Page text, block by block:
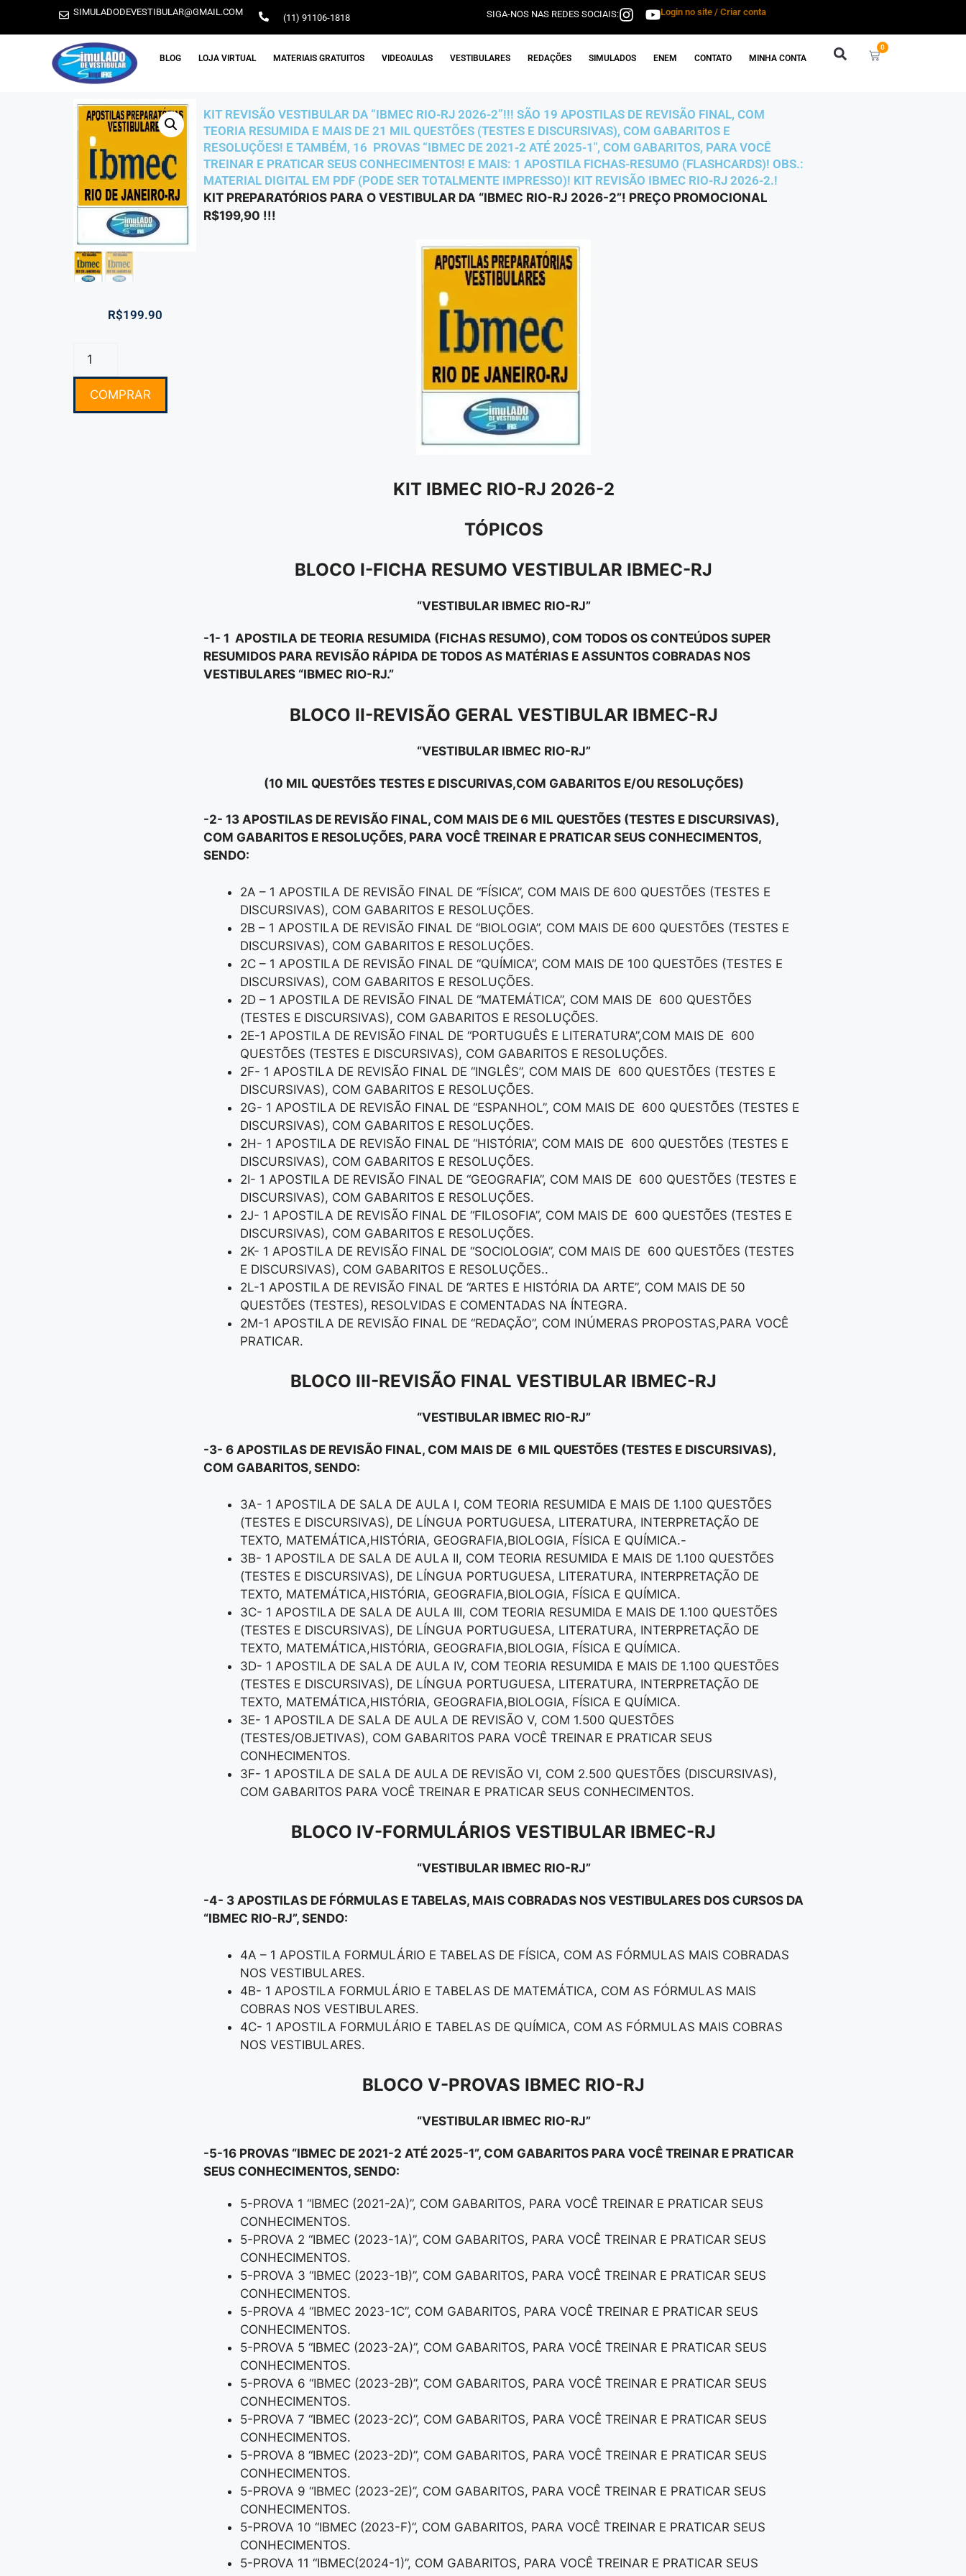
SIMULADODEVESTIBULAR@GMAIL.COM (11) 91106-1818 SIGA-NOS NAS REDES SOCIAIS: Login no site / Criar conta
BLOG LOJA VIRTUAL MATERIAIS GRATUITOS VIDEOAULAS VESTIBULARES REDAÇÕES SIMULADOS ENEM CONTATO MINHA CONTA
0
R$199.90
COMPRAR
KIT REVISÃO VESTIBULAR DA “IBMEC RIO-RJ 2026-2”!!! SÃO 19 APOSTILAS DE REVISÃO FINAL, COM
TEORIA RESUMIDA E MAIS DE 21 MIL QUESTÕES (TESTES E DISCURSIVAS), COM GABARITOS E
RESOLUÇÕES! E TAMBÉM, 16 PROVAS “IBMEC DE 2021-2 ATÉ 2025-1″, COM GABARITOS, PARA VOCÊ
TREINAR E PRATICAR SEUS CONHECIMENTOS! E MAIS: 1 APOSTILA FICHAS-RESUMO (FLASHCARDS)! OBS.:
MATERIAL DIGITAL EM PDF (PODE SER TOTALMENTE IMPRESSO)! KIT REVISÃO IBMEC RIO-RJ 2026-2.!
KIT PREPARATÓRIOS PARA O VESTIBULAR DA “IBMEC RIO-RJ 2026-2”! PREÇO PROMOCIONAL
R$199,90 !!!
KIT IBMEC RIO-RJ 2026-2
TÓPICOS
BLOCO I-FICHA RESUMO VESTIBULAR IBMEC-RJ
“VESTIBULAR IBMEC RIO-RJ”
-1- 1 APOSTILA DE TEORIA RESUMIDA (FICHAS RESUMO), COM TODOS OS CONTEÚDOS SUPER
RESUMIDOS PARA REVISÃO RÁPIDA DE TODOS AS MATÉRIAS E ASSUNTOS COBRADAS NOS
VESTIBULARES “IBMEC RIO-RJ.”
BLOCO II-REVISÃO GERAL VESTIBULAR IBMEC-RJ
“VESTIBULAR IBMEC RIO-RJ”
(10 MIL QUESTÕES TESTES E DISCURIVAS,COM GABARITOS E/OU RESOLUÇÕES)
-2- 13 APOSTILAS DE REVISÃO FINAL, COM MAIS DE 6 MIL QUESTÕES (TESTES E DISCURSIVAS),
COM GABARITOS E RESOLUÇÕES, PARA VOCÊ TREINAR E PRATICAR SEUS CONHECIMENTOS,
SENDO:
2A – 1 APOSTILA DE REVISÃO FINAL DE “FÍSICA”, COM MAIS DE 600 QUESTÕES (TESTES E
DISCURSIVAS), COM GABARITOS E RESOLUÇÕES.
2B – 1 APOSTILA DE REVISÃO FINAL DE “BIOLOGIA”, COM MAIS DE 600 QUESTÕES (TESTES E
DISCURSIVAS), COM GABARITOS E RESOLUÇÕES.
2C – 1 APOSTILA DE REVISÃO FINAL DE “QUÍMICA”, COM MAIS DE 100 QUESTÕES (TESTES E
DISCURSIVAS), COM GABARITOS E RESOLUÇÕES.
2D – 1 APOSTILA DE REVISÃO FINAL DE “MATEMÁTICA”, COM MAIS DE 600 QUESTÕES
(TESTES E DISCURSIVAS), COM GABARITOS E RESOLUÇÕES.
2E-1 APOSTILA DE REVISÃO FINAL DE “PORTUGUÊS E LITERATURA”,COM MAIS DE 600
QUESTÕES (TESTES E DISCURSIVAS), COM GABARITOS E RESOLUÇÕES.
2F- 1 APOSTILA DE REVISÃO FINAL DE “INGLÊS”, COM MAIS DE 600 QUESTÕES (TESTES E
DISCURSIVAS), COM GABARITOS E RESOLUÇÕES.
2G- 1 APOSTILA DE REVISÃO FINAL DE “ESPANHOL”, COM MAIS DE 600 QUESTÕES (TESTES E
DISCURSIVAS), COM GABARITOS E RESOLUÇÕES.
2H- 1 APOSTILA DE REVISÃO FINAL DE “HISTÓRIA”, COM MAIS DE 600 QUESTÕES (TESTES E
DISCURSIVAS), COM GABARITOS E RESOLUÇÕES.
2I- 1 APOSTILA DE REVISÃO FINAL DE “GEOGRAFIA”, COM MAIS DE 600 QUESTÕES (TESTES E
DISCURSIVAS), COM GABARITOS E RESOLUÇÕES.
2J- 1 APOSTILA DE REVISÃO FINAL DE “FILOSOFIA”, COM MAIS DE 600 QUESTÕES (TESTES E
DISCURSIVAS), COM GABARITOS E RESOLUÇÕES.
2K- 1 APOSTILA DE REVISÃO FINAL DE “SOCIOLOGIA”, COM MAIS DE 600 QUESTÕES (TESTES
E DISCURSIVAS), COM GABARITOS E RESOLUÇÕES..
2L-1 APOSTILA DE REVISÃO FINAL DE “ARTES E HISTÓRIA DA ARTE”, COM MAIS DE 50
QUESTÕES (TESTES), RESOLVIDAS E COMENTADAS NA ÍNTEGRA.
2M-1 APOSTILA DE REVISÃO FINAL DE “REDAÇÃO”, COM INÚMERAS PROPOSTAS,PARA VOCÊ
PRATICAR.
BLOCO III-REVISÃO FINAL VESTIBULAR IBMEC-RJ
“VESTIBULAR IBMEC RIO-RJ”
-3- 6 APOSTILAS DE REVISÃO FINAL, COM MAIS DE 6 MIL QUESTÕES (TESTES E DISCURSIVAS),
COM GABARITOS, SENDO:
3A- 1 APOSTILA DE SALA DE AULA I, COM TEORIA RESUMIDA E MAIS DE 1.100 QUESTÕES
(TESTES E DISCURSIVAS), DE LÍNGUA PORTUGUESA, LITERATURA, INTERPRETAÇÃO DE
TEXTO, MATEMÁTICA,HISTÓRIA, GEOGRAFIA,BIOLOGIA, FÍSICA E QUÍMICA.-
3B- 1 APOSTILA DE SALA DE AULA II, COM TEORIA RESUMIDA E MAIS DE 1.100 QUESTÕES
(TESTES E DISCURSIVAS), DE LÍNGUA PORTUGUESA, LITERATURA, INTERPRETAÇÃO DE
TEXTO, MATEMÁTICA,HISTÓRIA, GEOGRAFIA,BIOLOGIA, FÍSICA E QUÍMICA.
3C- 1 APOSTILA DE SALA DE AULA III, COM TEORIA RESUMIDA E MAIS DE 1.100 QUESTÕES
(TESTES E DISCURSIVAS), DE LÍNGUA PORTUGUESA, LITERATURA, INTERPRETAÇÃO DE
TEXTO, MATEMÁTICA,HISTÓRIA, GEOGRAFIA,BIOLOGIA, FÍSICA E QUÍMICA.
3D- 1 APOSTILA DE SALA DE AULA IV, COM TEORIA RESUMIDA E MAIS DE 1.100 QUESTÕES
(TESTES E DISCURSIVAS), DE LÍNGUA PORTUGUESA, LITERATURA, INTERPRETAÇÃO DE
TEXTO, MATEMÁTICA,HISTÓRIA, GEOGRAFIA,BIOLOGIA, FÍSICA E QUÍMICA.
3E- 1 APOSTILA DE SALA DE AULA DE REVISÃO V, COM 1.500 QUESTÕES
(TESTES/OBJETIVAS), COM GABARITOS PARA VOCÊ TREINAR E PRATICAR SEUS
CONHECIMENTOS.
3F- 1 APOSTILA DE SALA DE AULA DE REVISÃO VI, COM 2.500 QUESTÕES (DISCURSIVAS),
COM GABARITOS PARA VOCÊ TREINAR E PRATICAR SEUS CONHECIMENTOS.
BLOCO IV-FORMULÁRIOS VESTIBULAR IBMEC-RJ
“VESTIBULAR IBMEC RIO-RJ”
-4- 3 APOSTILAS DE FÓRMULAS E TABELAS, MAIS COBRADAS NOS VESTIBULARES DOS CURSOS DA
“IBMEC RIO-RJ”, SENDO:
4A – 1 APOSTILA FORMULÁRIO E TABELAS DE FÍSICA, COM AS FÓRMULAS MAIS COBRADAS
NOS VESTIBULARES.
4B- 1 APOSTILA FORMULÁRIO E TABELAS DE MATEMÁTICA, COM AS FÓRMULAS MAIS
COBRAS NOS VESTIBULARES.
4C- 1 APOSTILA FORMULÁRIO E TABELAS DE QUÍMICA, COM AS FÓRMULAS MAIS COBRAS
NOS VESTIBULARES.
BLOCO V-PROVAS IBMEC RIO-RJ
“VESTIBULAR IBMEC RIO-RJ”
-5-16 PROVAS “IBMEC DE 2021-2 ATÉ 2025-1”, COM GABARITOS PARA VOCÊ TREINAR E PRATICAR
SEUS CONHECIMENTOS, SENDO:
5-PROVA 1 “IBMEC (2021-2A)”, COM GABARITOS, PARA VOCÊ TREINAR E PRATICAR SEUS
CONHECIMENTOS.
5-PROVA 2 “IBMEC (2023-1A)”, COM GABARITOS, PARA VOCÊ TREINAR E PRATICAR SEUS
CONHECIMENTOS.
5-PROVA 3 “IBMEC (2023-1B)”, COM GABARITOS, PARA VOCÊ TREINAR E PRATICAR SEUS
CONHECIMENTOS.
5-PROVA 4 “IBMEC 2023-1C”, COM GABARITOS, PARA VOCÊ TREINAR E PRATICAR SEUS
CONHECIMENTOS.
5-PROVA 5 “IBMEC (2023-2A)”, COM GABARITOS, PARA VOCÊ TREINAR E PRATICAR SEUS
CONHECIMENTOS.
5-PROVA 6 “IBMEC (2023-2B)”, COM GABARITOS, PARA VOCÊ TREINAR E PRATICAR SEUS
CONHECIMENTOS.
5-PROVA 7 “IBMEC (2023-2C)”, COM GABARITOS, PARA VOCÊ TREINAR E PRATICAR SEUS
CONHECIMENTOS.
5-PROVA 8 “IBMEC (2023-2D)”, COM GABARITOS, PARA VOCÊ TREINAR E PRATICAR SEUS
CONHECIMENTOS.
5-PROVA 9 “IBMEC (2023-2E)”, COM GABARITOS, PARA VOCÊ TREINAR E PRATICAR SEUS
CONHECIMENTOS.
5-PROVA 10 “IBMEC (2023-F)”, COM GABARITOS, PARA VOCÊ TREINAR E PRATICAR SEUS
CONHECIMENTOS.
5-PROVA 11 “IBMEC(2024-1)”, COM GABARITOS, PARA VOCÊ TREINAR E PRATICAR SEUS